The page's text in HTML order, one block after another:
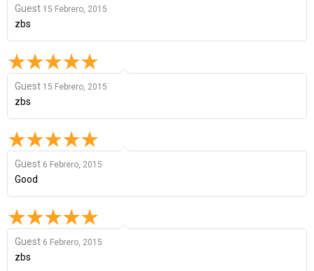
Guest 15 Febrero, 2015
zbs
Guest 15 Febrero, 2015
zbs
Guest 6 Febrero, 2015
Good
Guest 6 Febrero, 2015
zbs